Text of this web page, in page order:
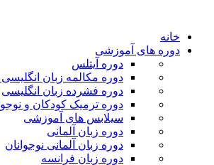
خانه
دوره های آموزشی
دوره آیتلس
دوره مکالمه زبان انگلیسی -
دوره فشرده زبان انگلیسی
دوره ترمیک کودکان و
سیلابس های آموزشی
دوره زبان آلمانی
دوره زبان آلمانی نوجوانان
دوره زبان فرانسه